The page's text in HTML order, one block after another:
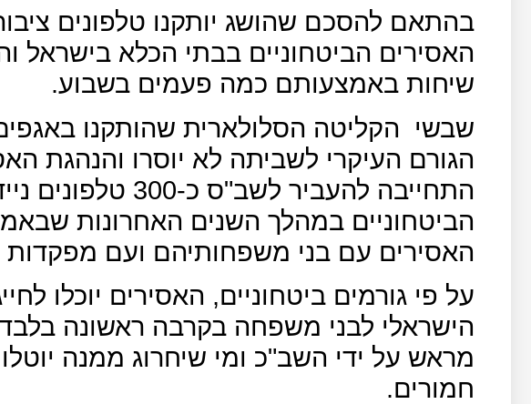
האסירים הביטחוניים בבתי הכלא בישראל
שיחות באמצעותם כמה פעמים בשבוע.
שבשי
הקליטה הסלולארית שהותקנו באגפים
הגורם העיקרי לשביתה לא יוסרו והנהגת
התחייבה להעביר
הביטחוניים במהלך השנים האחרונות
האסירים עם בני משפחותיהם ועם מפקדות
על פי גורמים ביטחוניים, האסירים יוכלו
הישראלי לבני משפחה בקרבה ראשונה
מראש על ידי השב"כ ומי שיחרוג ממנה יוטלו
חמורים.